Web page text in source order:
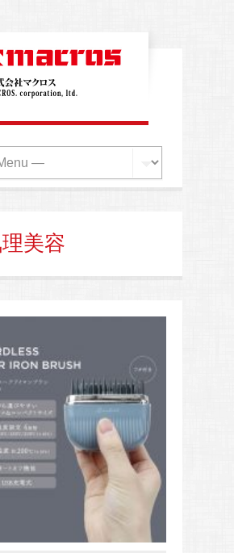
美容